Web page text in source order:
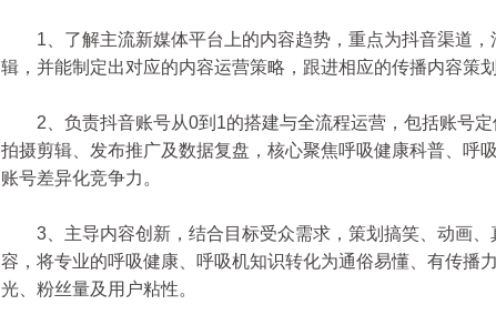
1、了解主流新媒体平台上的内容趋势，重点为抖音渠道，
辑，并能制定出对应的内容运营策略，跟进相应的传播内容策划
2、负责抖音账号从0到1的搭建与全流程运营，包括账号定
拍摄剪辑、发布推广及数据复盘，核心聚焦呼吸健康科普、呼
账号差异化竞争力。
3、主导内容创新，结合目标受众需求，策划搞笑、动画、
容，将专业的呼吸健康、呼吸机知识转化为通俗易懂、有传播
光、粉丝量及用户粘性。